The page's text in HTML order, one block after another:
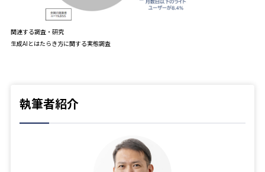
関連する調査・研究
生成AIとはたらき方に関する実態調査
執筆者紹介